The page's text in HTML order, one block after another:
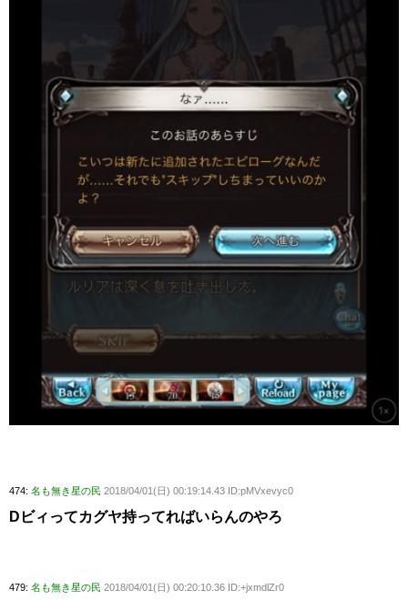
474: 名も無き星の民 2018/04/01(日) 00:19:14.43 ID:pMVxevyc0
Dビィってカグヤ持ってればいらんのやろ
479: 名も無き星の民 2018/04/01(日) 00:20:10.36 ID:+jxmdlZr0